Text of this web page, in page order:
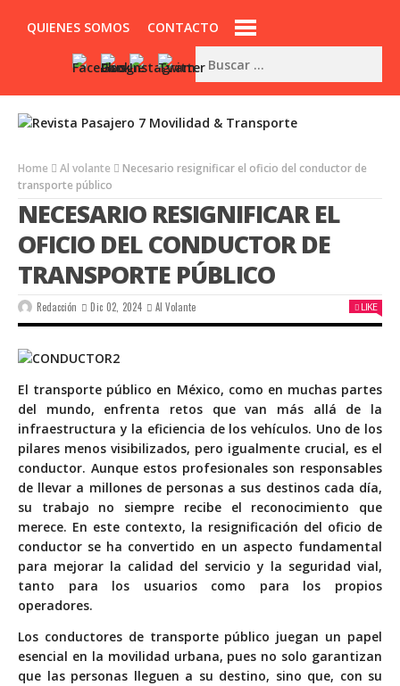
QUIENES SOMOS CONTACTO
Home Al volante
Necesario resignificar el oficio del conductor de
transporte público
NECESARIO RESIGNIFICAR EL
OFICIO DEL CONDUCTOR DE
TRANSPORTE PÚBLICO
Redacción Dic 02, 2024 Al Volante LIKE
El transporte público en México, como en muchas partes
del mundo, enfrenta retos que van más allá de la
infraestructura y la eficiencia de los vehículos. Uno de los
pilares menos visibilizados, pero igualmente crucial, es el
conductor. Aunque estos profesionales son responsables
de llevar a millones de personas a sus destinos cada día,
su trabajo no siempre recibe el reconocimiento que
merece. En este contexto, la resignificación del oficio de
conductor se ha convertido en un aspecto fundamental
para mejorar la calidad del servicio y la seguridad vial,
tanto para los usuarios como para los propios
operadores.
Los conductores de transporte público juegan un papel
esencial en la movilidad urbana, pues no solo garantizan
que las personas lleguen a su destino, sino que, con su